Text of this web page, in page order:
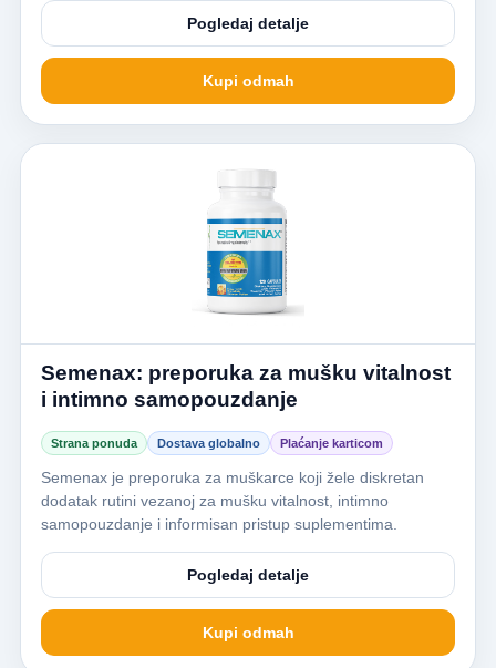
Pogledaj detalje
Kupi odmah
Semenax: preporuka za mušku vitalnost
i intimno samopouzdanje
Strana ponuda Dostava globalno Plaćanje karticom
Semenax je preporuka za muškarce koji žele diskretan
dodatak rutini vezanoj za mušku vitalnost, intimno
samopouzdanje i informisan pristup suplementima.
Pogledaj detalje
Kupi odmah